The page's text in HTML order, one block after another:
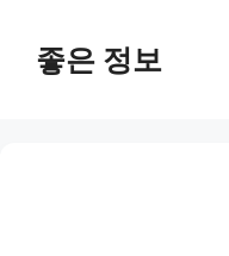
좋은 정보